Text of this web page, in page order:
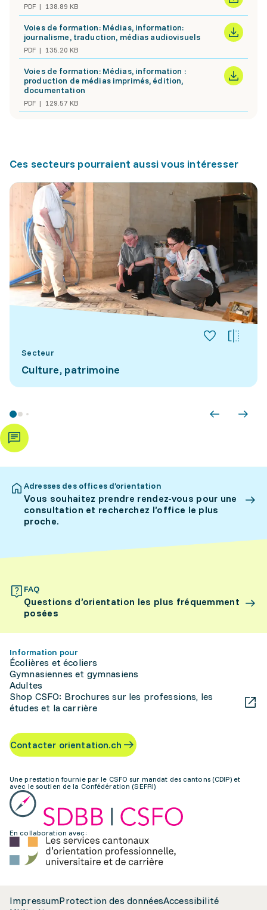
PDF 138.89 KB
Voies de formation: Médias, information:
journalisme, traduction, médias audiovisuels
PDF 135.20 KB
Voies de formation: Médias, information :
production de médias imprimés, édition,
documentation
PDF 129.57 KB
Ces secteurs pourraient aussi vous intéresser
Secteur
Culture, patrimoine
Adresses des offices d’orientation
Vous souhaitez prendre rendez-vous pour une
consultation et recherchez l’office le plus
proche.
FAQ
Questions d’orientation les plus fréquemment
posées
Information pour
Écolières et écoliers
Gymnasiennes et gymnasiens
Adultes
Shop CSFO: Brochures sur les professions, les
études et la carrière
Contacter orientation.ch
Une prestation fournie par le CSFO sur mandat des cantons (CDIP) et
avec le soutien de la Confédération (SEFRI)
En collaboration avec:
ImpressumProtection des donnéesAccessibilité